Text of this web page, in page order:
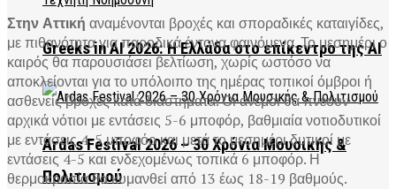
Greeks in AI 2026: Η Ελλάδα στο επίκεντρο της AI
Ardas Festival 2026 – 30 Χρόνια Μουσικής &
Πολιτισμού
Στην Αττική αναμένονται βροχές και σποραδικές καταιγίδες,
με πιθανότητα για παροδικά έντονα φαινόμενα. Το μεσημέρι ο
καιρός θα παρουσιάσει βελτίωση, χωρίς ωστόσο να
αποκλείονται για το υπόλοιπο της ημέρας τοπικοί όμβροι ή
ασθενείς βροχές κατά διαστήματα. Οι άνεμοι θα πνέουν
αρχικά νότιοι με εντάσεις 5-6 μποφόρ, βαθμιαία νοτιοδυτικοί
με εντάσεις 4-5 μποφόρ και μετά το μεσημέρι δυτικοί με
εντάσεις 4-5 και ενδεχομένως τοπικά 6 μποφόρ. Η
θερμοκρασία θα κυμανθεί από 13 έως 18-19 βαθμούς.